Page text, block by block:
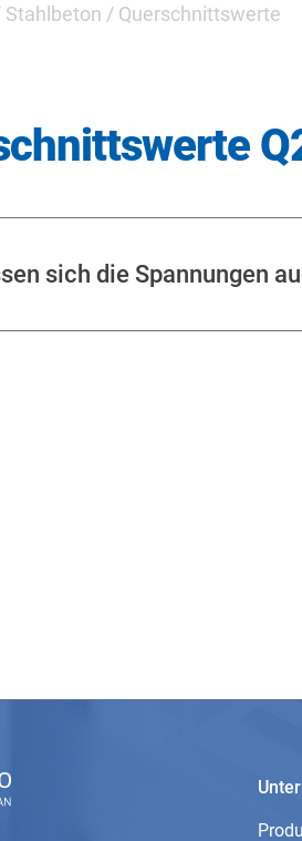
Stahlbeton / Querschnittswerte
sich die Spannungen